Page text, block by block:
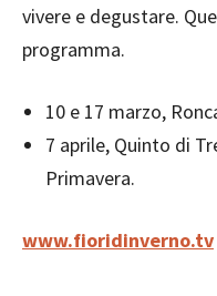
vivere e degustare.
programma.
10 e 17 marzo,
7 aprile, Quinto di
Primavera.
www.fioridinverno.tv